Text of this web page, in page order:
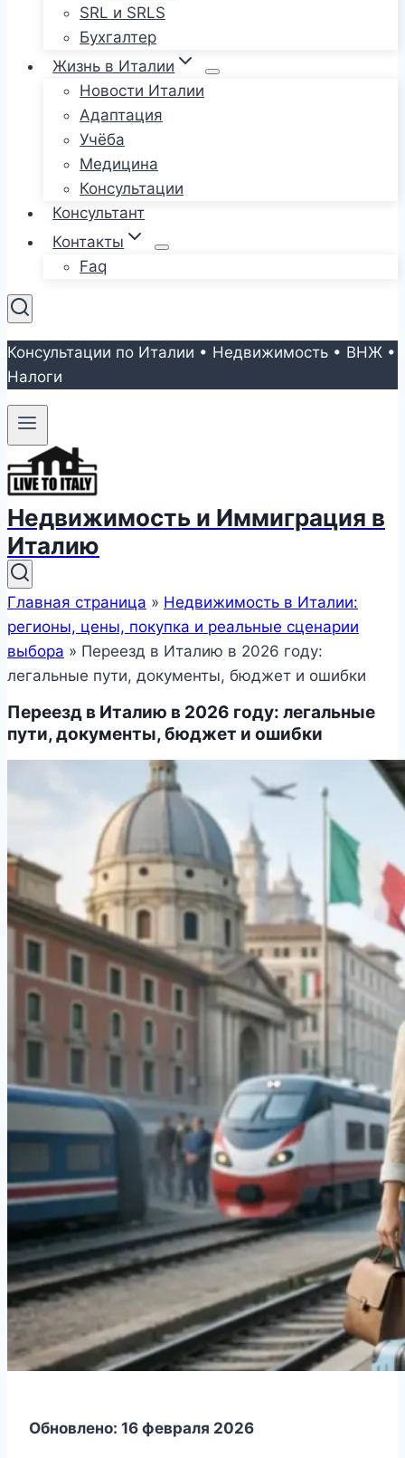
SRL и SRLS
Бухгалтер
Жизнь в Италии
Новости Италии
Адаптация
Учёба
Медицина
Консультации
Консультант
Контакты
Faq
Консультации по Италии • Недвижимость • ВНЖ •
Налоги
Недвижимость и Иммиграция в
Италию
Главная страница » Недвижимость в Италии:
регионы, цены, покупка и реальные сценарии
выбора » Переезд в Италию в 2026 году:
легальные пути, документы, бюджет и ошибки
Переезд в Италию в 2026 году: легальные
пути, документы, бюджет и ошибки
Обновлено: 16 февраля 2026